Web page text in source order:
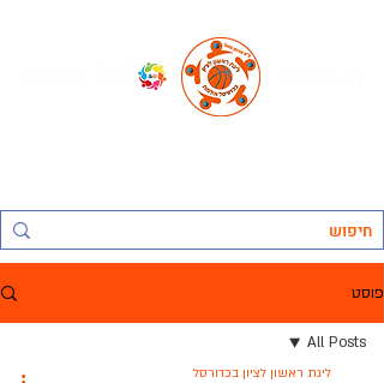
פוסט
All Posts
ליגת ראשון לציון בכדורסל